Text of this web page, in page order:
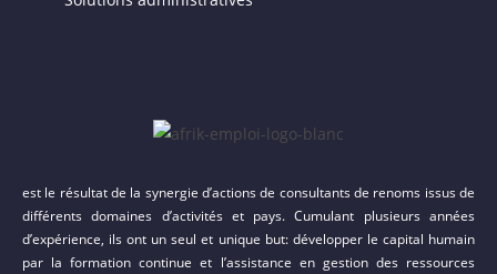
est le résultat de la synergie d’actions de consultants de renoms issus de
différents domaines d’activités et pays. Cumulant plusieurs années
d’expérience, ils ont un seul et unique but: développer le capital humain
par la formation continue et l’assistance en gestion des ressources